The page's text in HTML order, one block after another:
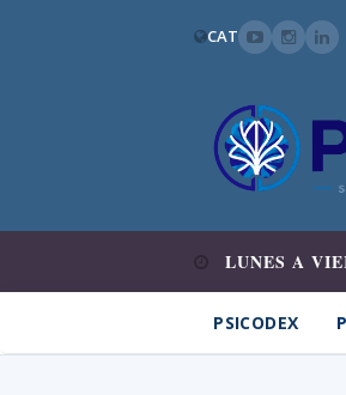
CAT
LUNES A
PSICODEX